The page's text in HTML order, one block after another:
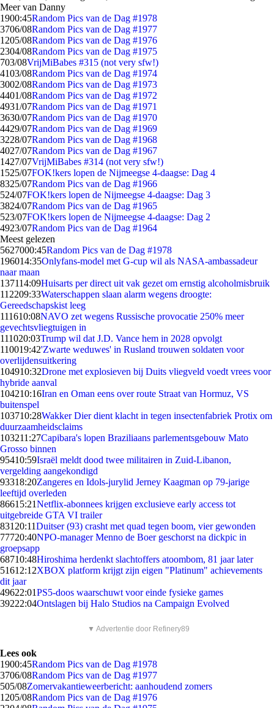
Meer van Danny
1900:45Random Pics van de Dag #1978
3706/08Random Pics van de Dag #1977
1205/08Random Pics van de Dag #1976
2304/08Random Pics van de Dag #1975
703/08VrijMiBabes #315 (not very sfw!)
4103/08Random Pics van de Dag #1974
3002/08Random Pics van de Dag #1973
4401/08Random Pics van de Dag #1972
4931/07Random Pics van de Dag #1971
3630/07Random Pics van de Dag #1970
4429/07Random Pics van de Dag #1969
3228/07Random Pics van de Dag #1968
4027/07Random Pics van de Dag #1967
1427/07VrijMiBabes #314 (not very sfw!)
1525/07FOK!kers lopen de Nijmeegse 4-daagse: Dag 4
8325/07Random Pics van de Dag #1966
524/07FOK!kers lopen de Nijmeegse 4-daagse: Dag 3
3824/07Random Pics van de Dag #1965
523/07FOK!kers lopen de Nijmeegse 4-daagse: Dag 2
4923/07Random Pics van de Dag #1964
Meest gelezen
5627000:45Random Pics van de Dag #1978
196014:35Onlyfans-model met G-cup wil als NASA-ambassadeur
naar maan
137114:09Huisarts per direct uit vak gezet om ernstig alcoholmisbruik
112209:33Waterschappen slaan alarm wegens droogte:
Gereedschapskist leeg
111610:08NAVO zet wegens Russische provocatie 250% meer
gevechtsvliegtuigen in
111020:03Trump wil dat J.D. Vance hem in 2028 opvolgt
110019:42'Zwarte weduwes' in Rusland trouwen soldaten voor
overlijdensuitkering
104910:32Drone met explosieven bij Duits vliegveld voedt vrees voor
hybride aanval
104210:16Iran en Oman eens over route Straat van Hormuz, VS
buitenspel
103710:28Wakker Dier dient klacht in tegen insectenfabriek Protix om
duurzaamheidsclaims
103211:27Capibara's lopen Braziliaans parlementsgebouw Mato
Grosso binnen
95410:59Israël meldt dood twee militairen in Zuid-Libanon,
vergelding aangekondigd
93318:20Zangeres en Idols-jurylid Jerney Kaagman op 79-jarige
leeftijd overleden
86615:21Netflix-abonnees krijgen exclusieve early access tot
uitgebreide GTA VI trailer
831 20:11Duitser (93) crasht met quad tegen boom, vier gewonden
77720:40NPO-manager Menno de Boer geschorst na dickpic in
groepsapp
68710:48Hiroshima herdenkt slachtoffers atoombom, 81 jaar later
51612:12XBOX platform krijgt zijn eigen "Platinum" achievements
dit jaar
49622:01PS5-doos waarschuwt voor einde fysieke games
39222:04Ontslagen bij Halo Studios na Campaign Evolved
▼ Advertentie door Refinery89
Lees ook
1900:45Random Pics van de Dag #1978
3706/08Random Pics van de Dag #1977
505/08Zomervakantieweerbericht: aanhoudend zomers
1205/08Random Pics van de Dag #1976